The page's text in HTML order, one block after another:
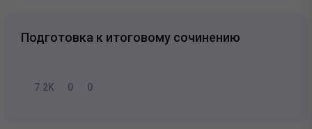
Подготовка к итоговому сочинению
7.2K 0 0